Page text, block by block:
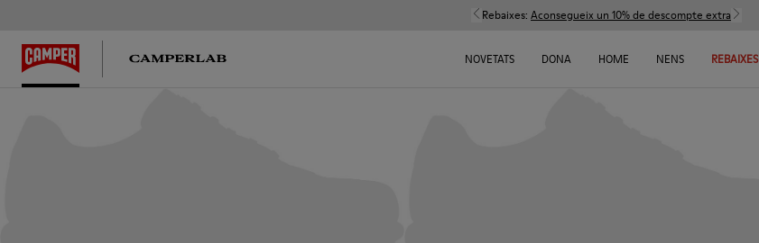
Rebaixes: Aconsegueix un 10% de descompte extra
NOVETATS DONA HOME NENS REBAIXES